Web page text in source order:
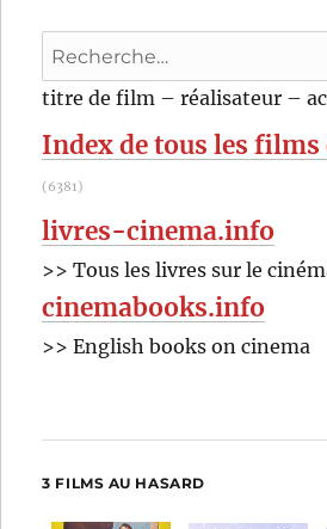
Oliver
Recherche
pour
titre de film – réalisateur –
Index de tous les
(6381)
livres-cinema.info
>> Tous les livres sur le
cinemabooks.info
>> English books on cinema
3 FILMS AU HASARD